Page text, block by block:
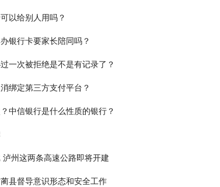
以给别人用吗？
银行卡要家长陪同吗？
一次被拒绝是不是有记录了？
绑定第三方支付平台？
中信银行是什么性质的银行？
州这两条高速公路即将开建
县督导意识形态和安全工作